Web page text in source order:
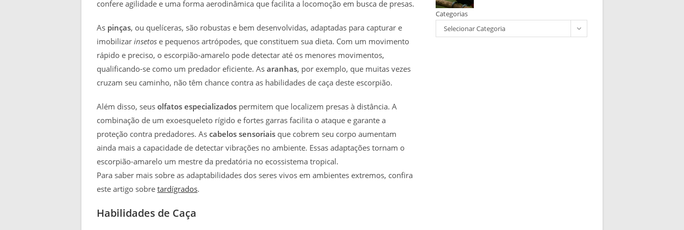
confere agilidade e uma forma aerodinâmica que facilita a locomoção em busca de presas.
As pinças, ou quelíceras, são robustas e bem desenvolvidas, adaptadas para capturar e
imobilizar insetos e pequenos artrópodes, que constituem sua dieta. Com um movimento
rápido e preciso, o escorpião-amarelo pode detectar até os menores movimentos,
qualificando-se como um predador eficiente. As aranhas, por exemplo, que muitas vezes
cruzam seu caminho, não têm chance contra as habilidades de caça deste escorpião.
Além disso, seus olfatos especializados permitem que localizem presas à distância. A
combinação de um exoesqueleto rígido e fortes garras facilita o ataque e garante a
proteção contra predadores. As cabelos sensoriais que cobrem seu corpo aumentam
ainda mais a capacidade de detectar vibrações no ambiente. Essas adaptações tornam o
escorpião-amarelo um mestre da predatória no ecossistema tropical.
Para saber mais sobre as adaptabilidades dos seres vivos em ambientes extremos, confira
este artigo sobre tardígrados.
Habilidades de Caça
Categorias
Selecionar Categoria